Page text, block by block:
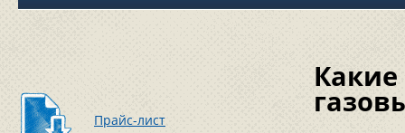
Прайс-лист